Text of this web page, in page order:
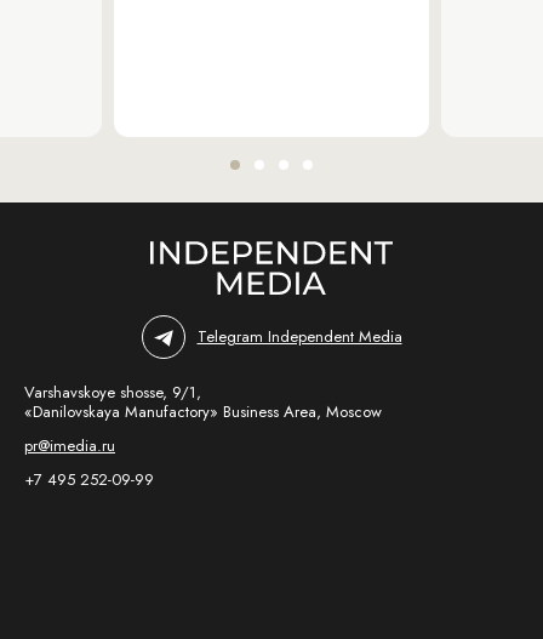
Telegram Independent Media
Varshavskoye shosse, 9/1,
«Danilovskaya Manufactory» Business Area, Moscow
pr@imedia.ru
+7 495 252-09-99